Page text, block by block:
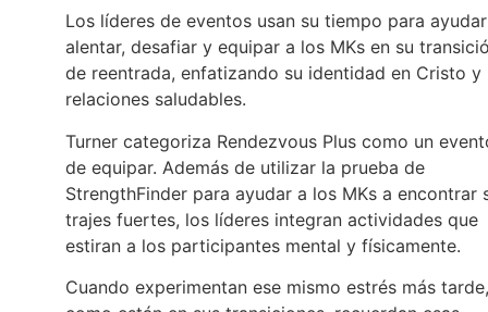
Los líderes de eventos usan su tiempo para
alentar, desafiar y equipar a los MKs en su
de reentrada, enfatizando su identidad en Cristo y
relaciones saludables.
Turner categoriza Rendezvous Plus como un
de equipar. Además de utilizar la prueba de
StrengthFinder para ayudar a los MKs a encontrar
trajes fuertes, los líderes integran actividades que
estiran a los participantes mental y físicamente.
Cuando experimentan ese mismo estrés más tarde,